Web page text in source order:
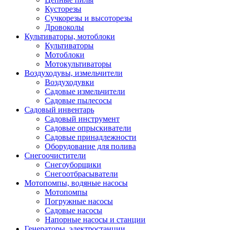
Кусторезы
Сучкорезы и высоторезы
Дровоколы
Культиваторы, мотоблоки
Культиваторы
Мотоблоки
Мотокультиваторы
Воздуходувы, измельчители
Воздуходувки
Садовые измельчители
Садовые пылесосы
Садовый инвентарь
Садовый инструмент
Садовые опрыскиватели
Садовые принадлежности
Оборудование для полива
Снегоочистители
Снегоуборщики
Снегоотбрасыватели
Мотопомпы, водяные насосы
Мотопомпы
Погружные насосы
Садовые насосы
Напорные насосы и станции